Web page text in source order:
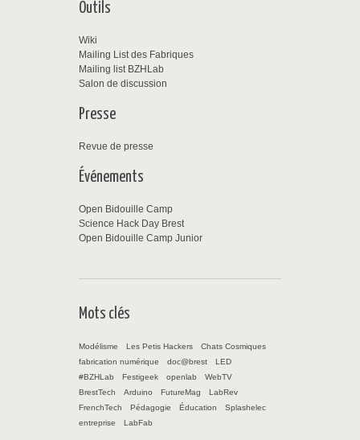
Outils
Wiki
Mailing List des Fabriques
Mailing list BZHLab
Salon de discussion
Presse
Revue de presse
Événements
Open Bidouille Camp
Science Hack Day Brest
Open Bidouille Camp Junior
Mots clés
Modélisme Les Petis Hackers
Chats Cosmiques
fabrication numérique
doc@brest
LED
#BZHLab
Festigeek openlab
WebTV
BrestTech
Arduino FutureMag
LabRev
FrenchTech
Pédagogie Éducation
Splashelec
entreprise
LabFab